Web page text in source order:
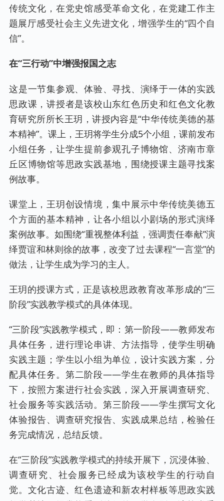
传统文化，在党史馆感受革命文化，在党建工作主
题展厅感受社会主义先进文化，增强学生的“四个自
信”。
在“三行动”中增强报国之志
这是一节集参观、体验、寻找、演绎于一体的实践
思政课，讲授者是该校山东红色历史和红色文化教
育研究所所长王玥，讲授内容是“中华传统美德的基
本精神”。课上，王玥将学生分成5个小组，课前发布
小组任务，让学生提前参观孔子博物馆、济南市章
丘区博物馆等思政实践基地，围绕授课主题寻找案
例故事。
课堂上，王玥创设情境，集中展示中华传统美德五
个方面的基本精神，让各小组以小剧场的形式演绎
案例故事。如围绕“重视整体利益，强调责任奉献”演
绎贾谊和林则徐的故事，改变了过去课程“一言堂”的
做法，让学生成为学习的主人。
王玥的授课方式，正是该校思政教育改革形成的“三
阶段”实践教学模式的具体体现。
“三阶段”实践教学模式，即：第一阶段——教师发布
具体任务，进行理论串讲、方法指导，使学生明确
实践主题；学生以小组为单位，设计实践方案，分
配具体任务。第二阶段——学生在教师的具体指导
下，按照方案进行社会实践，深入开展调查研究、
社会服务等实践活动。第三阶段——学生撰写文化
体验报告、调查研究报告、实践成果总结，检验任
务完成情况，总结反馈。
在“三阶段”实践教学模式的持续开展下，沉浸体验、
调查研究、社会服务已经成为该校学生的行动自
觉。文化古迹、红色遗迹和新农村样板等思政实践